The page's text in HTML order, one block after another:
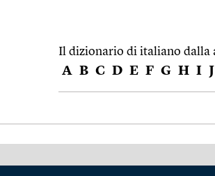
Il dizionario di italiano dalla
A B C D E F G H I J